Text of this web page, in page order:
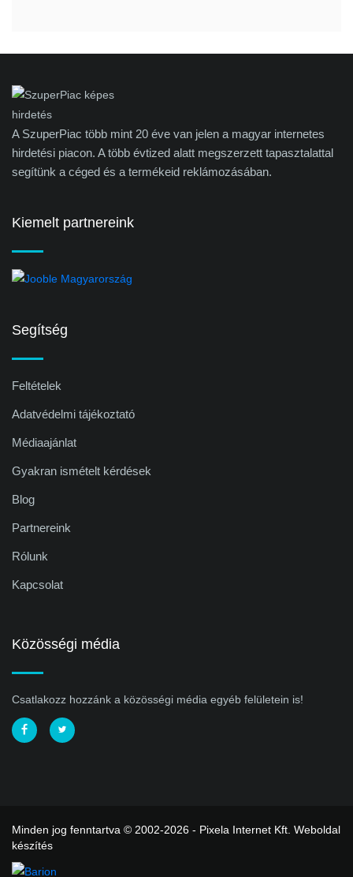
A SzuperPiac több mint 20 éve van jelen a magyar internetes
hirdetési piacon. A több évtized alatt megszerzett tapasztalattal
segítünk a céged és a termékeid reklámozásában.
Kiemelt partnereink
Segítség
Feltételek
Adatvédelmi tájékoztató
Médiaajánlat
Gyakran ismételt kérdések
Blog
Partnereink
Rólunk
Kapcsolat
Közösségi média
Csatlakozz hozzánk a közösségi média egyéb felületein is!
Minden jog fenntartva © 2002-2026 - Pixela Internet Kft. Weboldal
készítés